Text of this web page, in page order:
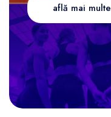
află mai multe